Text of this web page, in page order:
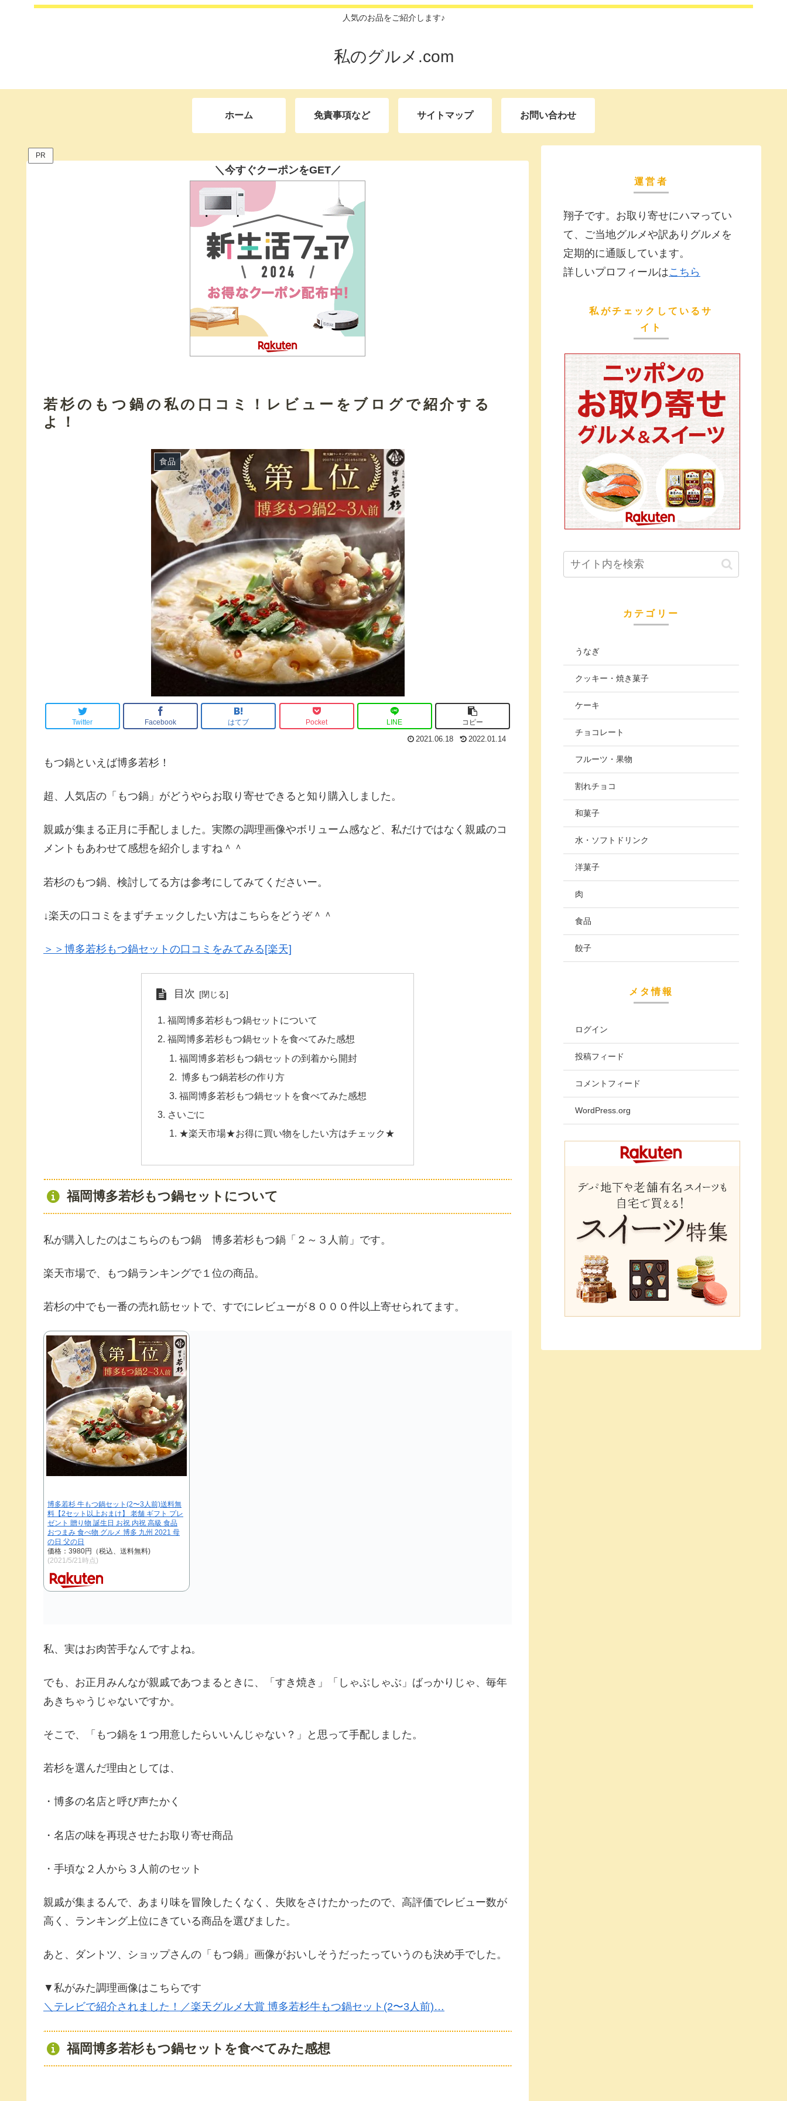
人気のお品をご紹介します♪
私のグルメ.com
ホーム 免責事項など サイトマップ お問い合わせ
PR
＼今すぐクーポンをGET／
若杉のもつ鍋の私の口コミ！レビューをブログで紹介する
よ！
食品
Twitter Facebook はてブ Pocket LINE コピー
2021.06.18 2022.01.14
もつ鍋といえば博多若杉！
超、人気店の「もつ鍋」がどうやらお取り寄せできると知り購入しました。
親戚が集まる正月に手配しました。実際の調理画像やボリューム感など、私だけではなく親戚のコ
メントもあわせて感想を紹介しますね＾＾
若杉のもつ鍋、検討してる方は参考にしてみてくださいー。
↓楽天の口コミをまずチェックしたい方はこちらをどうぞ＾＾
＞＞博多若杉もつ鍋セットの口コミをみてみる[楽天]
目次
福岡博多若杉もつ鍋セットについて
福岡博多若杉もつ鍋セットを食べてみた感想
福岡博多若杉もつ鍋セットの到着から開封
博多もつ鍋若杉の作り方
福岡博多若杉もつ鍋セットを食べてみた感想
さいごに
★楽天市場★お得に買い物をしたい方はチェック★
福岡博多若杉もつ鍋セットについて
私が購入したのはこちらのもつ鍋 博多若杉もつ鍋「２～３人前」です。
楽天市場で、もつ鍋ランキングで１位の商品。
若杉の中でも一番の売れ筋セットで、すでにレビューが８０００件以上寄せられてます。
博多若杉 牛もつ鍋セット(2〜3人前)送料無
料【2セット以上おまけ】 老舗 ギフト プレ
ゼント 贈り物 誕生日 お祝 内祝 高級 食品
おつまみ 食べ物 グルメ 博多 九州 2021 母
の日 父の日
価格：3980円（税込、送料無料)
(2021/5/21時点)
私、実はお肉苦手なんですよね。
でも、お正月みんなが親戚であつまるときに、「すき焼き」「しゃぶしゃぶ」ばっかりじゃ、毎年
あきちゃうじゃないですか。
そこで、「もつ鍋を１つ用意したらいいんじゃない？」と思って手配しました。
若杉を選んだ理由としては、
・博多の名店と呼び声たかく
・名店の味を再現させたお取り寄せ商品
・手頃な２人から３人前のセット
親戚が集まるんで、あまり味を冒険したくなく、失敗をさけたかったので、高評価でレビュー数が
高く、ランキング上位にきている商品を選びました。
あと、ダントツ、ショップさんの「もつ鍋」画像がおいしそうだったっていうのも決め手でした。
▼私がみた調理画像はこちらです
＼テレビで紹介されました！／楽天グルメ大賞 博多若杉牛もつ鍋セット(2〜3人前)…
福岡博多若杉もつ鍋セットを食べてみた感想
運営者
翔子です。お取り寄せにハマってい
て、ご当地グルメや訳ありグルメを
定期的に通販しています。
詳しいプロフィールはこちら
私がチェックしているサ
イト
カテゴリー
うなぎ
クッキー・焼き菓子
ケーキ
チョコレート
フルーツ・果物
割れチョコ
和菓子
水・ソフトドリンク
洋菓子
肉
食品
餃子
メタ情報
ログイン
投稿フィード
コメントフィード
WordPress.org